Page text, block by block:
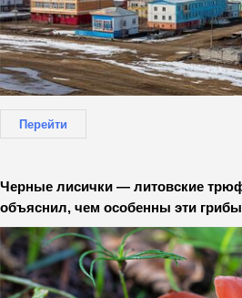
Перейти
Черные лисички — литовские
объяснил, чем особенны эти грибы